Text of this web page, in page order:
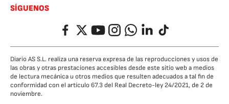
SÍGUENOS
FacebookTwitterYouTubeInstagramWhatsappLinkedIn
TikTok
Diario AS S.L. realiza una reserva expresa de las reproducciones y usos de
las obras y otras prestaciones accesibles desde este sitio web a medios
de lectura mecánica u otros medios que resulten adecuados a tal fin de
conformidad con el artículo 67.3 del Real Decreto-ley 24/2021, de 2 de
noviembre.